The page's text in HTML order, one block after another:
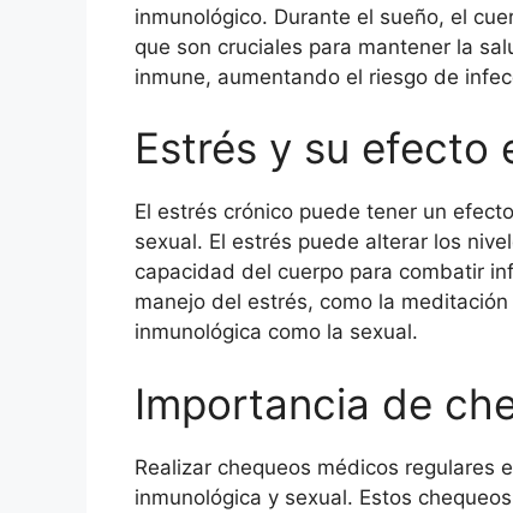
inmunológico. Durante el sueño, el
que son cruciales para mantener la
inmune, aumentando el riesgo de
Estrés y su efecto
El estrés crónico puede tener un
sexual. El estrés puede alterar los
capacidad del cuerpo para combatir
manejo del estrés, como la
inmunológica como la sexual.
Importancia de
Realizar chequeos médicos regulares
inmunológica y sexual. Estos